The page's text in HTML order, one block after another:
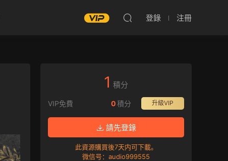
登錄 注冊
1 積分
VIP免費 升級VIP
0積分
請先登錄
此資源購買後7天内可下載。
微信号：audio999555